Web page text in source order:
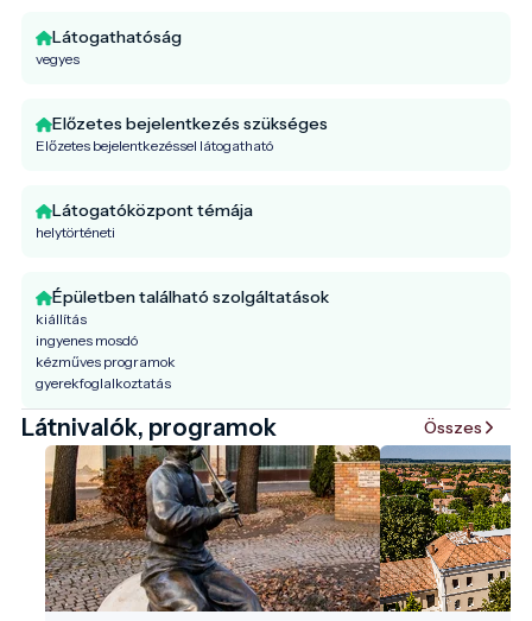
Látogathatóság
vegyes
Előzetes bejelentkezés szükséges
Előzetes bejelentkezéssel látogatható
Látogatóközpont témája
helytörténeti
Épületben található szolgáltatások
kiállítás
ingyenes mosdó
kézműves programok
gyerekfoglalkoztatás
Látnivalók, programok Összes